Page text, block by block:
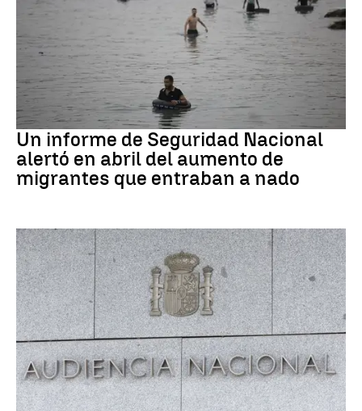
Ceuta
Un informe de Seguridad Nacional
alertó en abril del aumento de
migrantes que entraban a nado
Caso Koldo